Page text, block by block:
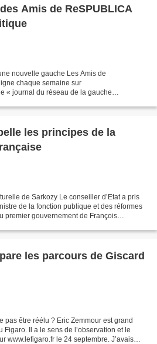
Amis de ReSPUBLICA
nouvelle gauche Les Amis de
chaque semaine sur
« journal du réseau de la gauche
les principes de la
de Sarkozy Le conseiller d’Etat a pris
de la fonction publique et des réformes
premier gouvernement de François
les parcours de Giscard
pas être réélu ? Eric Zemmour est grand
Il a le sens de l’observation et le
www.lefigaro.fr le 24 septembre. J’avais